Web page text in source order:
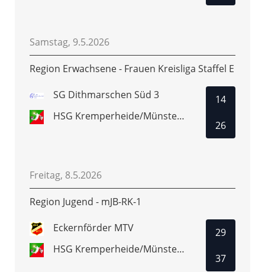
Samstag, 9.5.2026
Region Erwachsene - Frauen Kreisliga Staffel E
SG Dithmarschen Süd 3
HSG Kremperheide/Münsterdorf 3
14
26
Freitag, 8.5.2026
Region Jugend - mJB-RK-1
Eckernförder MTV
HSG Kremperheide/Münsterdorf
29
37